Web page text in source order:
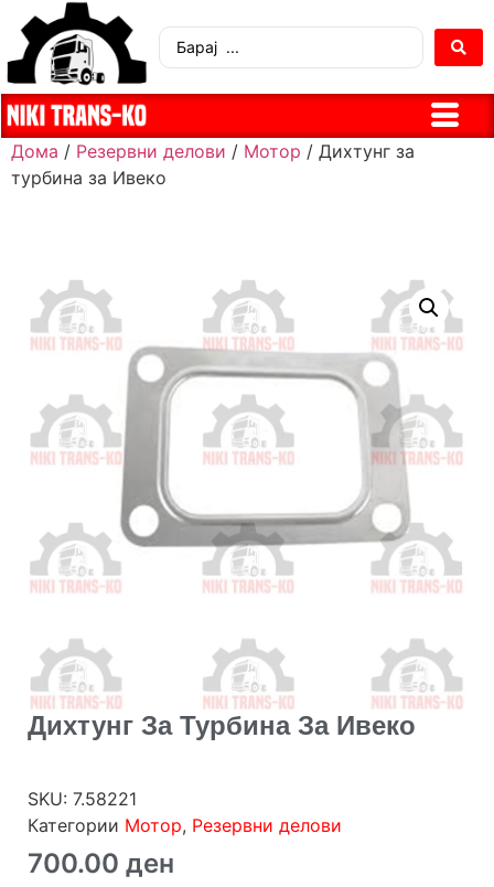
Дома / Резервни делови / Мотор / Дихтунг за
турбина за Ивеко
Дихтунг За Турбина За Ивеко
SKU: 7.58221
Категории Мотор, Резервни делови
700.00 ден